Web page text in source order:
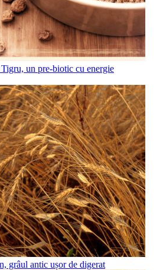
un pre-biotic cu energie
grâul antic ușor de digerat